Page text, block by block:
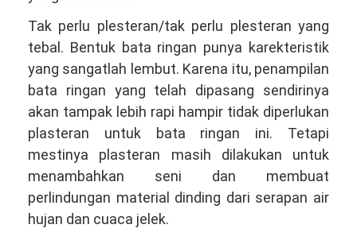
Tak perlu plesteran/tak perlu plesteran yang
tebal. Bentuk bata ringan punya karekteristik
yang sangatlah lembut. Karena itu, penampilan
bata ringan yang telah dipasang sendirinya
akan tampak lebih rapi hampir tidak diperlukan
plasteran untuk bata ringan ini. Tetapi
mestinya plasteran masih dilakukan untuk
menambahkan seni dan membuat
perlindungan material dinding dari serapan air
hujan dan cuaca jelek.